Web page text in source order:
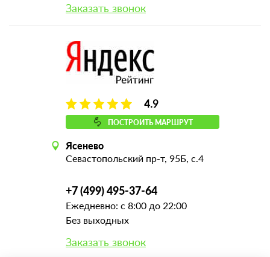
Заказать звонок
4.9
ПОСТРОИТЬ МАРШРУТ
Ясенево
Севастопольский пр-т, 95Б, с.4
+7 (499) 495-37-64
Ежедневно: с 8:00 до 22:00
Без выходных
Заказать звонок